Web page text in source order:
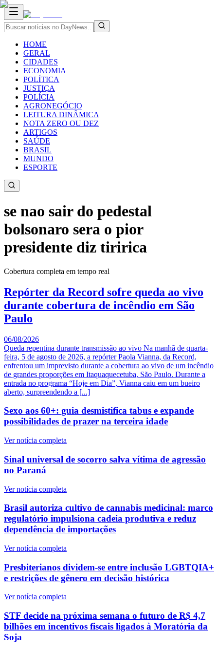
HOME
GERAL
CIDADES
ECONOMIA
POLÍTICA
JUSTIÇA
POLÍCIA
AGRONEGÓCIO
LEITURA DINÂMICA
NOTA ZERO OU DEZ
ARTIGOS
SAÚDE
BRASIL
MUNDO
ESPORTE
se nao sair do pedestal
bolsonaro sera o pior
presidente diz tiririca
Cobertura completa em tempo real
Repórter da Record sofre queda ao vivo
durante cobertura de incêndio em São
Paulo
06/08/2026
Queda repentina durante transmissão ao vivo Na manhã de quarta-
feira, 5 de agosto de 2026, a repórter Paola Vianna, da Record,
enfrentou um imprevisto durante a cobertura ao vivo de um incêndio
de grandes proporções em Itaquaquecetuba, São Paulo. Durante a
entrada no programa “Hoje em Dia”, Vianna caiu em um bueiro
aberto, surpreendendo a [...]
Sexo aos 60+: guia desmistifica tabus e expande
possibilidades de prazer na terceira idade
Ver notícia completa
Sinal universal de socorro salva vítima de agressão
no Paraná
Ver notícia completa
Brasil autoriza cultivo de cannabis medicinal: marco
regulatório impulsiona cadeia produtiva e reduz
dependência de importações
Ver notícia completa
Presbiterianos dividem-se entre inclusão LGBTQIA+
e restrições de gênero em decisão histórica
Ver notícia completa
STF decide na próxima semana o futuro de R$ 4,7
bilhões em incentivos fiscais ligados à Moratória da
Soja